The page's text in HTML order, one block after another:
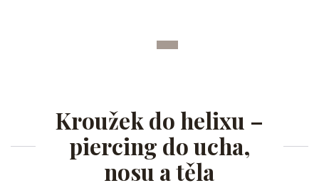
Kroužek do helixu –
piercing do ucha,
nosu a těla